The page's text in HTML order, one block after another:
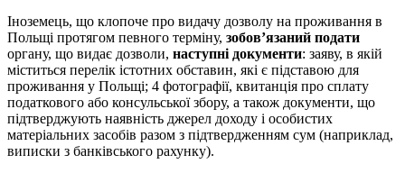
Іноземець, що клопоче про видачу дозволу на проживання в
Польщі протягом певного терміну, зобов’язаний подати
органу, що видає дозволи, наступні документи: заяву, в якій
міститься перелік істотних обставин, які є підставою для
проживання у Польщі; 4 фотографії, квитанція про сплату
податкового або консульської збору, а також документи, що
підтверджують наявність джерел доходу і особистих
матеріальних засобів разом з підтвердженням сум (наприклад,
виписки з банківського рахунку).